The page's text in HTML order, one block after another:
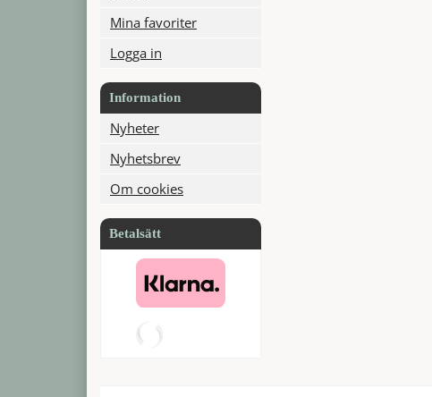
Mina favoriter
Logga in
Information
Nyheter
Nyhetsbrev
Om cookies
Betalsätt